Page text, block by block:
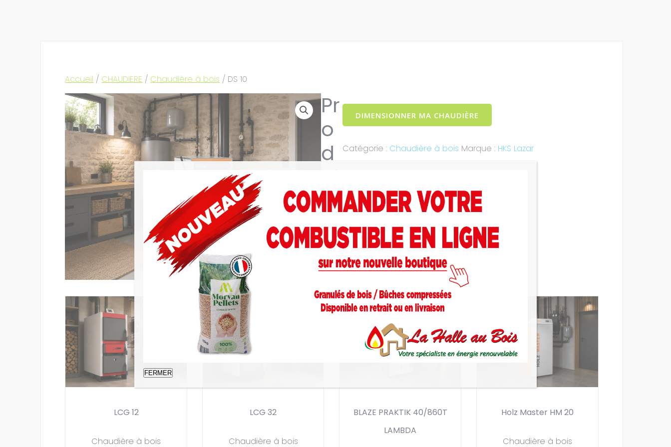
Accueil / CHAUDIERE / Chaudière à bois / DS 10
DIMENSIONNER MA CHAUDIÈRE
Catégorie : Chaudière à bois Marque : HKS Lazar
Pr
o
d
ts similaires
LCG 12
Chaudière à bois
LCG 32
Chaudière à bois
BLAZE PRAKTIK 40/860T
LAMBDA
Holz Master HM 20
Chaudière à bois
FERMER